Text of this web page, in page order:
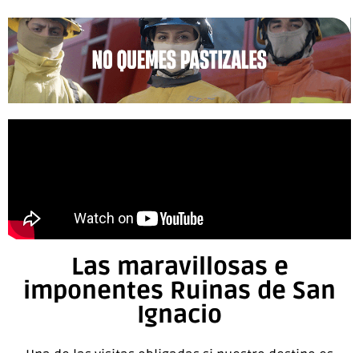
Las maravillosas e
imponentes Ruinas de San
Ignacio